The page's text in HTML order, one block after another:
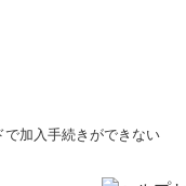
加入手続きができない